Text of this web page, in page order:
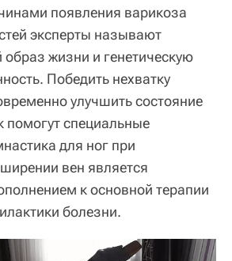
появления варикоза
эксперты называют
жизни и генетическую
Победить нехватку
улучшить состояние
помогут специальные
для ног при
вен является
к основной терапии
болезни.